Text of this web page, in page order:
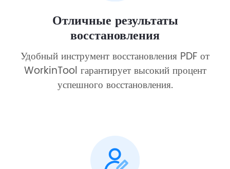
Отличные результаты
восстановления
Удобный инструмент восстановления PDF от
WorkinTool гарантирует высокий процент
успешного восстановления.